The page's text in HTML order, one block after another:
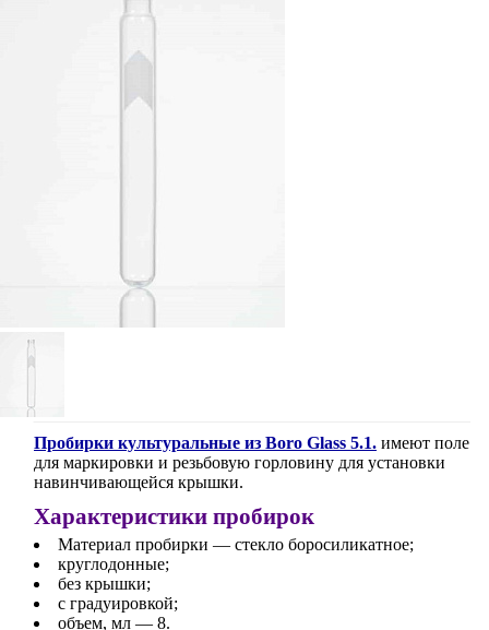
Пробирки культуральные из Boro Glass 5.1. имеют поле
для маркировки и резьбовую горловину для установки
навинчивающейся крышки.
Характеристики пробирок
Материал пробирки — стекло боросиликатное;
круглодонные;
без крышки;
с градуировкой;
объем, мл — 8.